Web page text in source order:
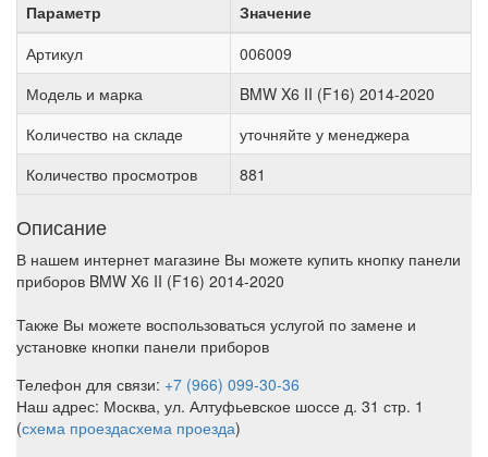
Параметр
Значение
Артикул
006009
Модель и марка
BMW X6 II (F16) 2014-2020
Количество на складе
уточняйте у менеджера
Количество просмотров
881
Описание
В нашем интернет магазине Вы можете купить кнопку панели
приборов BMW X6 II (F16) 2014-2020
Также Вы можете воспользоваться услугой по замене и
установке кнопки панели приборов
Телефон для связи: +7 (966) 099-30-36
Наш адрес: Москва, ул. Алтуфьевское шоссе д. 31 стр. 1
(схема проездасхема проезда)